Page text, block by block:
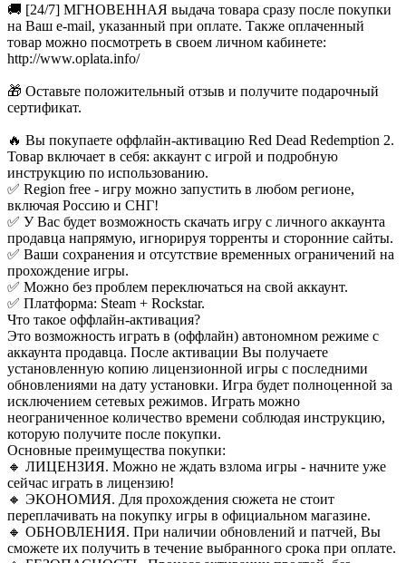
🚚 [24/7] МГНОВЕННАЯ выдача товара сразу после покупки
на Ваш e-mail, указанный при оплате. Также оплаченный
товар можно посмотреть в своем личном кабинете:
http://www.oplata.info/
🎁 Оставьте положительный отзыв и получите подарочный
сертификат.
🔥 Вы покупаете оффлайн-активацию Red Dead Redemption 2.
Товар включает в себя: аккаунт с игрой и подробную
инструкцию по использованию.
✅ Region free - игру можно запустить в любом регионе,
включая Россию и СНГ!
✅ У Вас будет возможность скачать игру с личного аккаунта
продавца напрямую, игнорируя торренты и сторонние сайты.
✅ Ваши сохранения и отсутствие временных ограничений на
прохождение игры.
✅ Можно без проблем переключаться на свой аккаунт.
✅ Платформа: Steam + Rockstar.
Что такое оффлайн-активация?
Это возможность играть в (оффлайн) автономном режиме с
аккаунта продавца. После активации Вы получаете
установленную копию лицензионной игры с последними
обновлениями на дату установки. Игра будет полноценной за
исключением сетевых режимов. Играть можно
неограниченное количество времени соблюдая инструкцию,
которую получите после покупки.
Основные преимущества покупки:
🔸 ЛИЦЕНЗИЯ. Можно не ждать взлома игры - начните уже
сейчас играть в лицензию!
🔸 ЭКОНОМИЯ. Для прохождения сюжета не стоит
переплачивать на покупку игры в официальном магазине.
🔸 ОБНОВЛЕНИЯ. При наличии обновлений и патчей, Вы
сможете их получить в течение выбранного срока при оплате.